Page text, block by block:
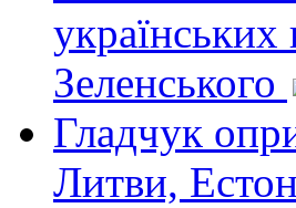
Зеленського
Гладчук
Литви,